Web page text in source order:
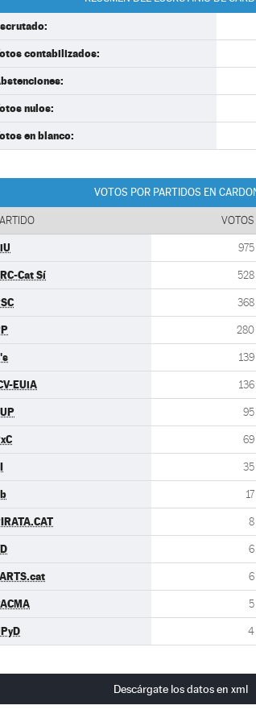
contabilizados:
nulos:
en blanco:
VOTOS POR PARTIDOS EN
VOTOS
975
Cat Sí 528
368
280
139
EUiA 136
95
69
35
17
8
6
6
5
4
Descárgate los datos en xml